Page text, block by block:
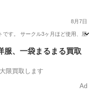
8月7日
す。 サークル3ヶ月ほど使用、屋根
その他服、一袋まるまる買取
限買取します
Ad